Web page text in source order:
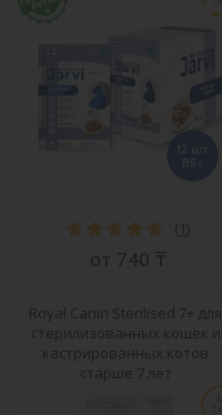
( 1)
от 740 ₸
Royal Canin Sterilised 7+ для
стерилизованных кошек и
кастрированных котов
старше 7 лет